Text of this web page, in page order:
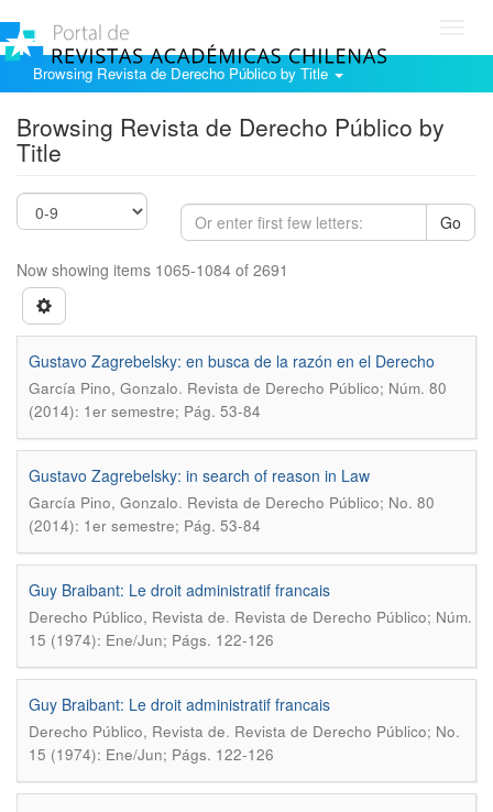
Browsing Revista de Derecho Público by Title
Browsing Revista de Derecho Público by
Title
Go
Now showing items 1065-1084 of 2691
Gustavo Zagrebelsky: en busca de la razón en el Derecho
García Pino, Gonzalo. Revista de Derecho Público; Núm. 80
(2014): 1er semestre; Pág. 53-84
Gustavo Zagrebelsky: in search of reason in Law
García Pino, Gonzalo. Revista de Derecho Público; No. 80
(2014): 1er semestre; Pág. 53-84
Guy Braibant: Le droit administratif francais
Derecho Público, Revista de. Revista de Derecho Público; Núm.
15 (1974): Ene/Jun; Págs. 122-126
Guy Braibant: Le droit administratif francais
Derecho Público, Revista de. Revista de Derecho Público; No.
15 (1974): Ene/Jun; Págs. 122-126